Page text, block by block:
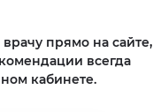
прямо на сайте,
всегда
кабинете.